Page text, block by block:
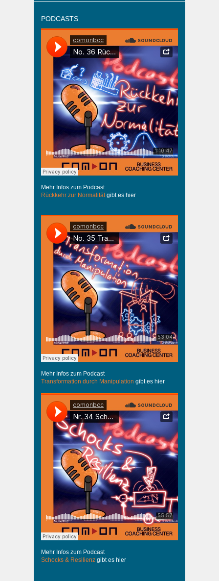
PODCASTS
Mehr Infos zum Podcast
Rückkehr zur Normalitätgibt es hier
Mehr Infos zum Podcast
Transformation durch Manipulation gibt es hier
Mehr Infos zum Podcast
Schocks & Resilienz gibt es hier